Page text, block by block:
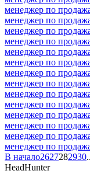
менеджер по
менеджер по
менеджер по
менеджер по
менеджер по
менеджер по
менеджер по
менеджер по
менеджер по
менеджер по
менеджер по
менеджер по
менеджер по
менеджер по
В начало2627282930
HeadHunter